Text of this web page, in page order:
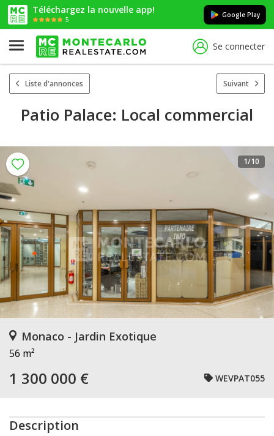
Téléchargez la nouvelle app!
5
Google Play
Se connecter
Liste d'annonces Suivant
Patio Palace: Local commercial
1/10
Monaco - Jardin Exotique
56 m²
1 300 000 € WEVPAT055
Description